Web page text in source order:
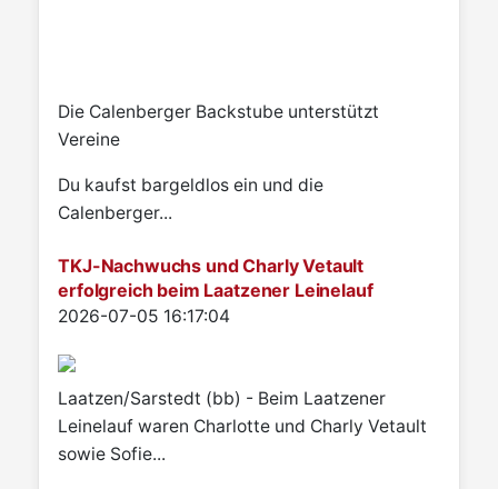
Die Calenberger Backstube unterstützt
Vereine
Du kaufst bargeldlos ein und die
Calenberger...
TKJ-Nachwuchs und Charly Vetault
erfolgreich beim Laatzener Leinelauf
Details
2026-07-05 16:17:04
Laatzen/Sarstedt (bb) - Beim Laatzener
Leinelauf waren Charlotte und Charly Vetault
sowie Sofie...